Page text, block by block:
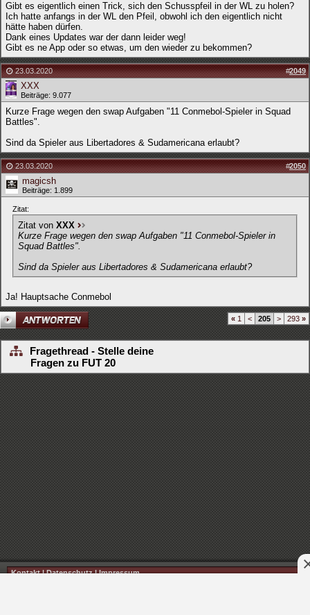
Gibt es eigentlich einen Trick, sich den Schusspfeil in der WL zu holen?
Ich hatte anfangs in der WL den Pfeil, obwohl ich den eigentlich nicht
hätte haben dürfen.
Dank eines Updates war der dann leider weg!
Gibt es ne App oder so etwas, um den wieder zu bekommen?
23.03.2020 #2049
XXX
Beiträge: 9.077
Kurze Frage wegen den swap Aufgaben "11 Conmebol-Spieler in Squad
Battles".
Sind da Spieler aus Libertadores & Sudamericana erlaubt?
23.03.2020 #2050
magicsh
Beiträge: 1.899
Zitat:
Zitat von XXX
Kurze Frage wegen den swap Aufgaben "11 Conmebol-Spieler in
Squad Battles".
Sind da Spieler aus Libertadores & Sudamericana erlaubt?
Ja! Hauptsache Conmebol
« 1 < 205 > 293 »
Fragethread - Stelle deine
Fragen zu FUT 20
Kontakt|Datenschutz|Impressum